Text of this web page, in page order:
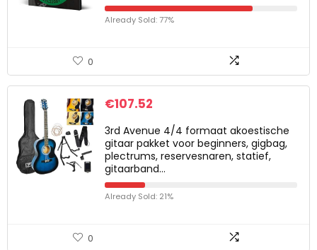
Already Sold: 77%
0
€107.52
3rd Avenue 4/4 formaat akoestische
gitaar pakket voor beginners, gigbag,
plectrums, reservesnaren, statief,
gitaarband…
Already Sold: 21%
0